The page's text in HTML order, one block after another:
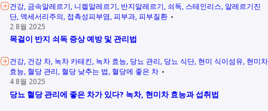
건강 금속알레르기 니켈알레르기 반지알레르기 쇠독 스테인리스 알레르기진
단 액세서리주의 접촉성피부염 피부과 피부질환
2 8월 2025
목걸이 반지 쇠독 증상 예방 및 관리법
건강 건강 차 녹차 카테킨 녹차 효능 당뇨 관리 당뇨 식단 현미 식이섬유 현미차
효능 혈당 관리 혈당 낮추는 법 혈당에 좋은 차
4 8월 2025
당뇨 혈당 관리에 좋은 차가 있다? 녹차, 현미차 효능과 섭취법